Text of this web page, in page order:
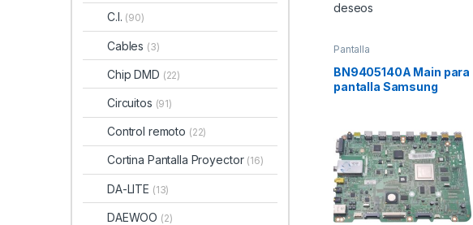
deseos
Pantalla
BN9405140A Main para
pantalla Samsung
C.I. (90)
Cables (3)
Chip DMD (22)
Circuitos (91)
Control remoto (22)
Cortina Pantalla Proyector (16)
DA-LITE (13)
DAEWOO (2)